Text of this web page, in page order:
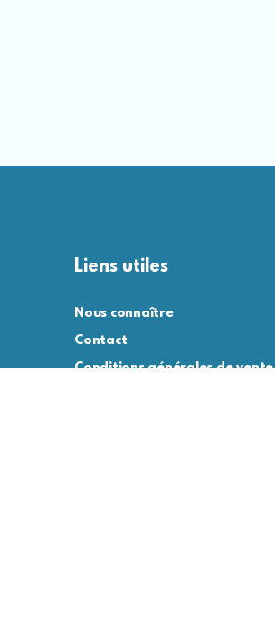
Liens utiles
Nous connaître
Contact
Conditions générales de vente